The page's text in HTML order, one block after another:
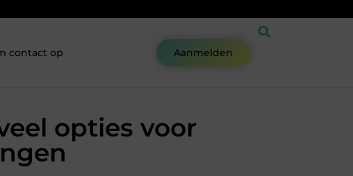
contact op Aanmelden
opties voor